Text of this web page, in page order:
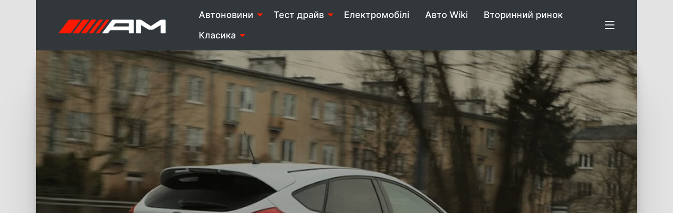
Автоновини Тест драйв Електромобілі Авто Wiki
Вторинний ринок
Класика